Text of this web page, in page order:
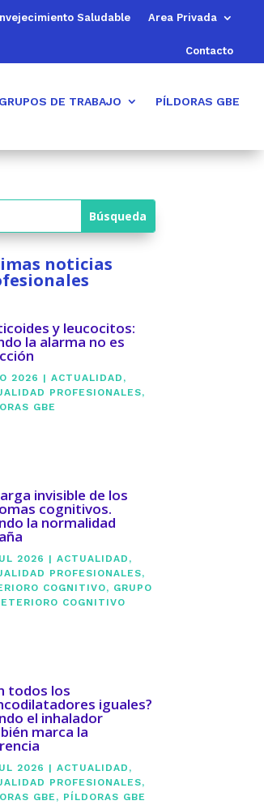
Saludable Area Privada
Contacto
GRUPOS DE TRABAJO PÍLDORAS GBE
noticias
y leucocitos:
la alarma no es
2026 |ACTUALIDAD ,
PROFESIONALES,
GBE
invisible de los
cognitivos.
la normalidad
2026 |ACTUALIDAD ,
PROFESIONALES,
COGNITIVO, GRUPO
COGNITIVO
todos los
iguales?
el inhalador
marca la
2026 |ACTUALIDAD ,
PROFESIONALES,
GBE , PÍLDORAS GBE